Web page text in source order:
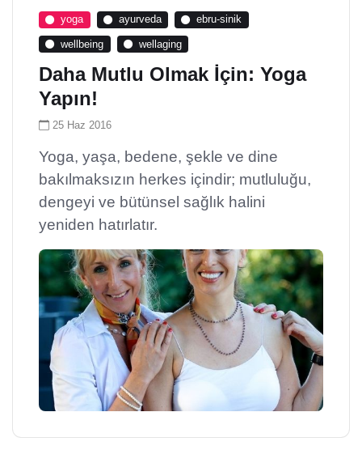
yoga ayurveda ebru-sinik
wellbeing wellaging
Daha Mutlu Olmak İçin: Yoga
Yapın!
25 Haz 2016
Yoga, yaşa, bedene, şekle ve dine
bakılmaksızın herkes içindir; mutluluğu,
dengeyi ve bütünsel sağlık halini
yeniden hatırlatır.